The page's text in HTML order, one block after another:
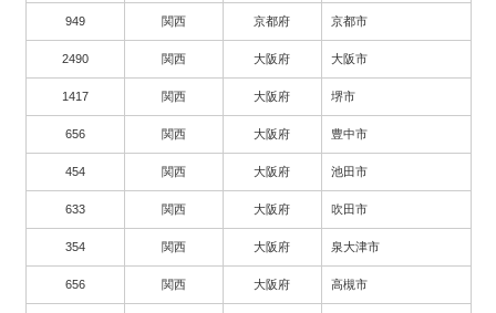
949 関西 京都府 京都市
2490 関西 大阪府 大阪市
1417 関西 大阪府 堺市
656 関西 大阪府 豊中市
454 関西 大阪府 池田市
633 関西 大阪府 吹田市
354 関西 大阪府 泉大津市
656 関西 大阪府 高槻市